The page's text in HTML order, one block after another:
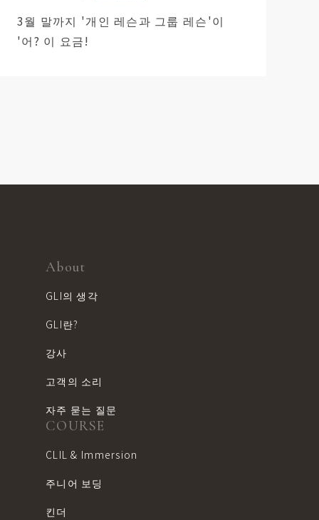
3월 말까지 '개인 레슨과 그룹 레슨'이
'어? 이 요금!
About
GLI의 생각
GLI란?
강사
고객의 소리
자주 묻는 질문
COURSE
CLIL & Immersion
주니어 보딩
킨더